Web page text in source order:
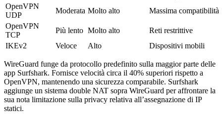
OpenVPN
UDP
Moderata Molto alto
Massima compatibilità
OpenVPN
TCP
Più lento Molto alto
Reti restrittive
IKEv2
Veloce Alto Dispositivi mobili
WireGuard funge da protocollo predefinito sulla maggior parte delle
app Surfshark. Fornisce velocità circa il 40% superiori rispetto a
OpenVPN, mantenendo una sicurezza comparabile. Surfshark
aggiunge un sistema double NAT sopra WireGuard per affrontare la
sua nota limitazione sulla privacy relativa all’assegnazione di IP
statici.